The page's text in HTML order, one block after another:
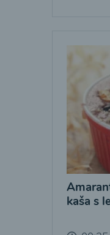
kaša s